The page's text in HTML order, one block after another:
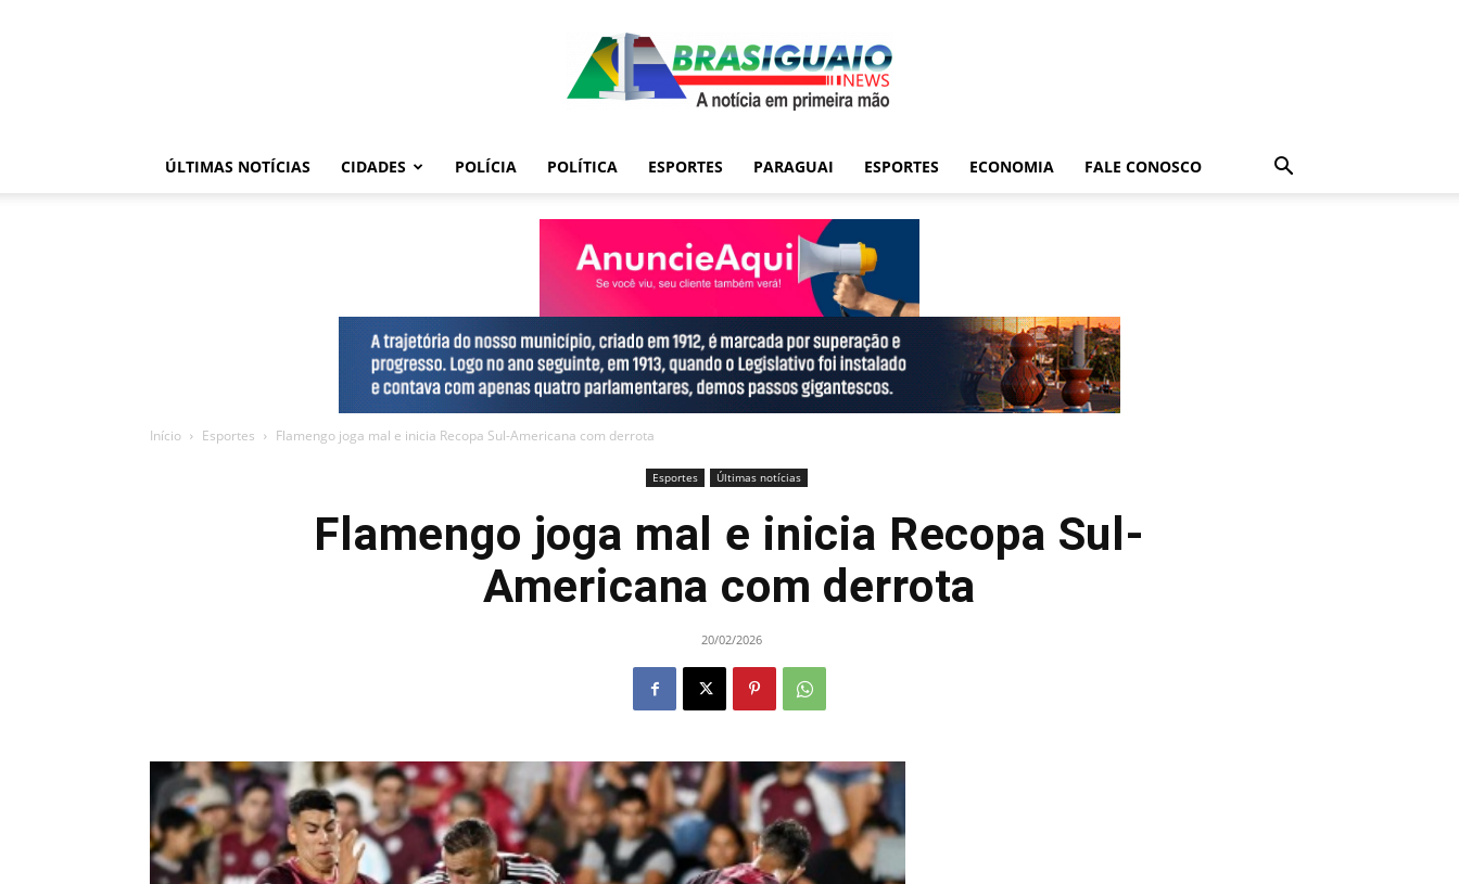
ÚLTIMAS NOTÍCIAS CIDADES POLÍCIA POLÍTICA ESPORTES PARAGUAI ESPORTES ECONOMIA FALE CONOSCO
Início Esportes Flamengo joga mal e inicia Recopa Sul-Americana com derrota
Esportes Últimas notícias
Flamengo joga mal e inicia Recopa Sul-
Americana com derrota
20/02/2026